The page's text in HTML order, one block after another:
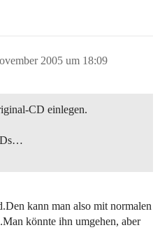
2005 um 18:09
CD einlegen.
kann man also mit normalen
könnte ihn umgehen, aber